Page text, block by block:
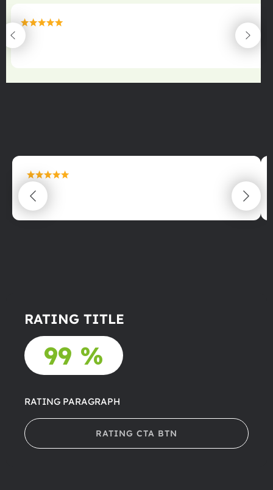
maximální spokojenost
22.06.2025
maximální spokojenost
22.06.2025
RATING TITLE
99 %
RATING PARAGRAPH
RATING CTA BTN